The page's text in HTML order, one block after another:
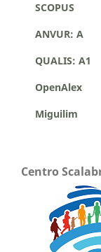
SCOPUS
ANVUR: A
QUALIS: A1
OpenAlex
Miguilim
Centro